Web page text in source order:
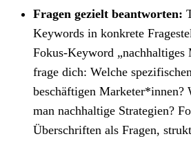
Fragen gezielt beantworten:
Keywords in konkrete
Fokus-Keyword „nachhaltiges
frage dich: Welche
beschäftigen Marketer*innen?
man nachhaltige Strategien?
Überschriften als Fragen,